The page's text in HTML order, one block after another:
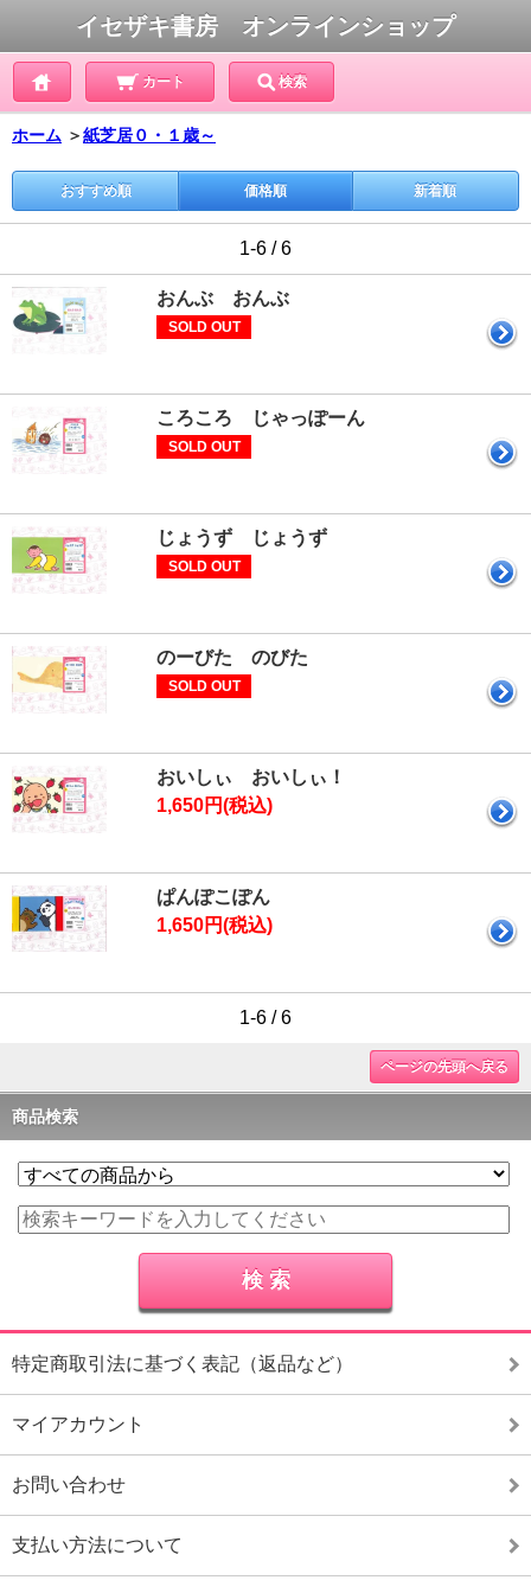
イセザキ書房 オンラインショップ
カート 検索
ホーム ＞紙芝居０・１歳～
おすすめ順 価格順 新着順
1-6 / 6
おんぶ おんぶ
SOLD OUT
ころころ じゃっぽーん
SOLD OUT
じょうず じょうず
SOLD OUT
のーびた のびた
SOLD OUT
おいしぃ おいしぃ！
1,650円(税込)
ぱんぽこぽん
1,650円(税込)
1-6 / 6
ページの先頭へ戻る
商品検索
特定商取引法に基づく表記（返品など）
マイアカウント
お問い合わせ
支払い方法について